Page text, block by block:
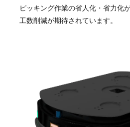
ピッキング作業の省人化・省力化
工数削減が期待されています。